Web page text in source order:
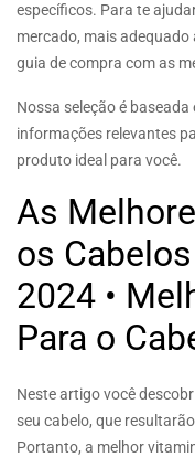
específicos. Para te
mercado, mais
guia de compra com as
Nossa seleção é
informações relevantes
produto ideal para você.
As
os
2024 •
Para o
Neste artigo você
seu cabelo, que
Portanto, a melhor